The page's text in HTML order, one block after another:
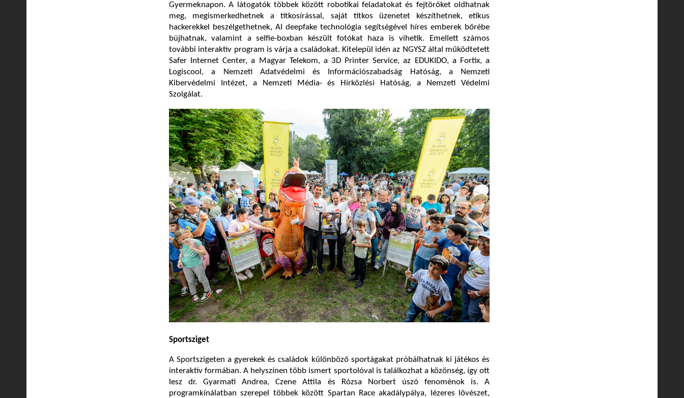
Gyermeknapon. A látogatók többek között robotikai feladatokat és fejtörőket oldhatnak
meg, megismerkedhetnek a titkosírással, saját titkos üzenetet készíthetnek, etikus
hackerekkel beszélgethetnek, AI deepfake technológia segítségével híres emberek bőrébe
bújhatnak, valamint a selfie-boxban készült fotókat haza is vihetik. Emellett számos
további interaktív program is várja a családokat. Kitelepül idén az NGYSZ által működtetett
Safer Internet Center, a Magyar Telekom, a 3D Printer Service, az EDUKIDO, a Fortix, a
Logiscool, a Nemzeti Adatvédelmi és Információszabadság Hatóság, a Nemzeti
Kibervédelmi Intézet, a Nemzeti Média- és Hírközlési Hatóság, a Nemzeti Védelmi
Szolgálat.
Sportsziget
A Sportszigeten a gyerekek és családok különböző sportágakat próbálhatnak ki játékos és
interaktív formában. A helyszínen több ismert sportolóval is találkozhat a közönség, így ott
lesz dr. Gyarmati Andrea, Czene Attila és Rózsa Norbert úszó fenoménok is. A
programkínálatban szerepel többek között Spartan Race akadálypálya, lézeres lövészet,